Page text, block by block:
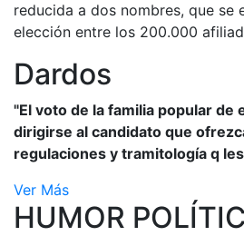
reducida a dos nombres, que se
elección entre los 200.000
Dardos
"El voto de la familia popular
dirigirse al candidato que
regulaciones y tramitología q
Ver Más
HUMOR